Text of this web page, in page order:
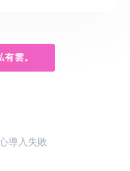
雲。
導入失敗